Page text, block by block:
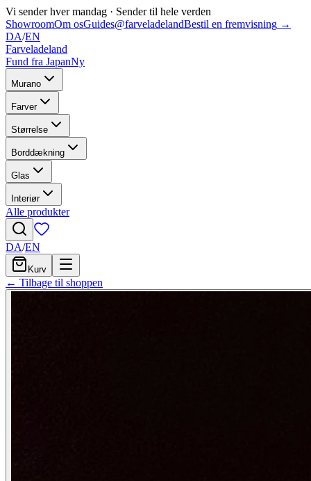
Vi sender hver mandag · Sender til hele verden
ShowroomOm osGuides@farveladelandBestil en fremvisning →
DA/EN
Farveladeland
Fund fra JapanNy
Murano
Farver
Størrelse
Borddækning
Glas
Interiør
Alle produkter
DA/EN
Kurv
← Tilbage til shoppen